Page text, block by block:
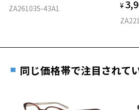
D 仕上がりの横幅：約141mm
14.6g
※着脱式サングラス：デモレンズ、アタッチメント込
安心3 かかり具合調整無料
す。
度数を測定のうえ、度付きレンズ（標
お近くのZoff実店舗にて度数を測定い
その際は記入用紙をダウンロードして
ZA261035-43A1 ¥
同じ価格帯で注目されて